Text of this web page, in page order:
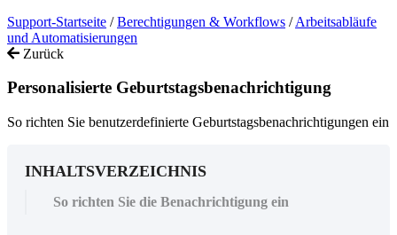
Support-Startseite / Berechtigungen & Workflows / Arbeitsabläufe
und Automatisierungen
Zurück
Personalisierte Geburtstagsbenachrichtigung
So richten Sie benutzerdefinierte Geburtstagsbenachrichtigungen ein
INHALTSVERZEICHNIS
So richten Sie die Benachrichtigung ein